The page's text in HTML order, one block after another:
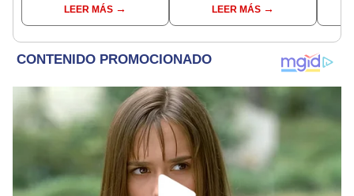
vida de su amo
LEER MÁS
trabajo: "Siempre para
ti"
LEER MÁS